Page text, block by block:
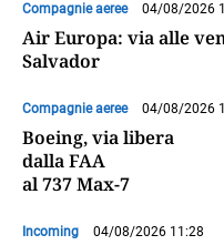
Compagnie aeree 04/08/2026
Air Europa: via alle
Salvador
Compagnie aeree 04/08/2026
Boeing, via libera
dalla FAA
al 737 Max-7
Incoming 04/08/2026 11:28